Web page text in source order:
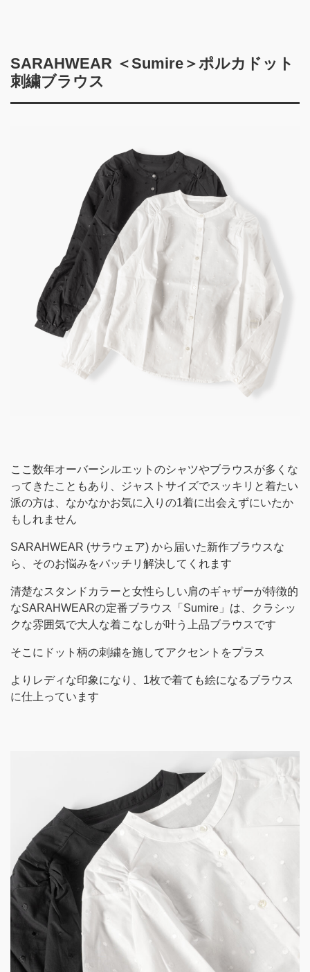
SARAHWEAR ＜Sumire＞ポルカドット
刺繍ブラウス
ここ数年オーバーシルエットのシャツやブラウスが多くな
ってきたこともあり、ジャストサイズでスッキリと着たい
派の方は、なかなかお気に入りの1着に出会えずにいたか
もしれません
SARAHWEAR (サラウェア) から届いた新作ブラウスな
ら、そのお悩みをバッチリ解決してくれます
清楚なスタンドカラーと女性らしい肩のギャザーが特徴的
なSARAHWEARの定番ブラウス「Sumire」は、クラシッ
クな雰囲気で大人な着こなしが叶う上品ブラウスです
そこにドット柄の刺繍を施してアクセントをプラス
よりレディな印象になり、1枚で着ても絵になるブラウス
に仕上っています